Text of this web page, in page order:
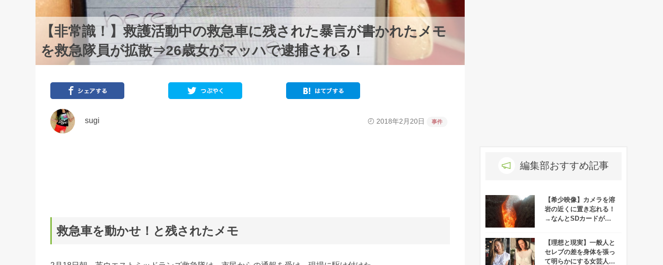
【非常識！】救護活動中の救急車に残された暴言が書かれたメモ
を救急隊員が拡散⇒26歳女がマッハで逮捕される！
sugi 2018年2月20日 事件
救急車を動かせ！と残されたメモ
編集部おすすめ記事
【希少映像】カメラを溶
岩の近くに置き忘れる！
→なんとSDカードが無
映像が撮れたらしい！
【理想と現実】一般人と
セレブの差を身体を張っ
て明らかにする女芸人の